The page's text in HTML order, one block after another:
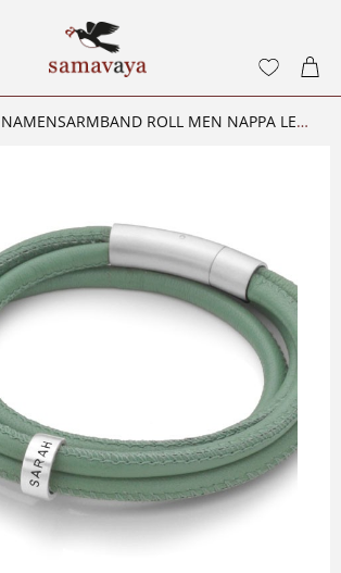
NAMENSARMBAND ROLL MEN NAPPA LEDERARMBAND MIT GRAVUR SILBERRING